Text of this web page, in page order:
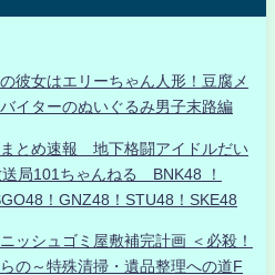
彼女はエリーちゃん人形！豆腐メ
イターのぬいぐるみ男子末路編
とめ速報 地下格闘アイドルだい
局101ちゃんねる BNK48 ！
！GNZ48！STU48！SKE48
ッシュゴミ屋敷補完計画 ＜必殺！
の～特殊清掃・遺品整理への道F